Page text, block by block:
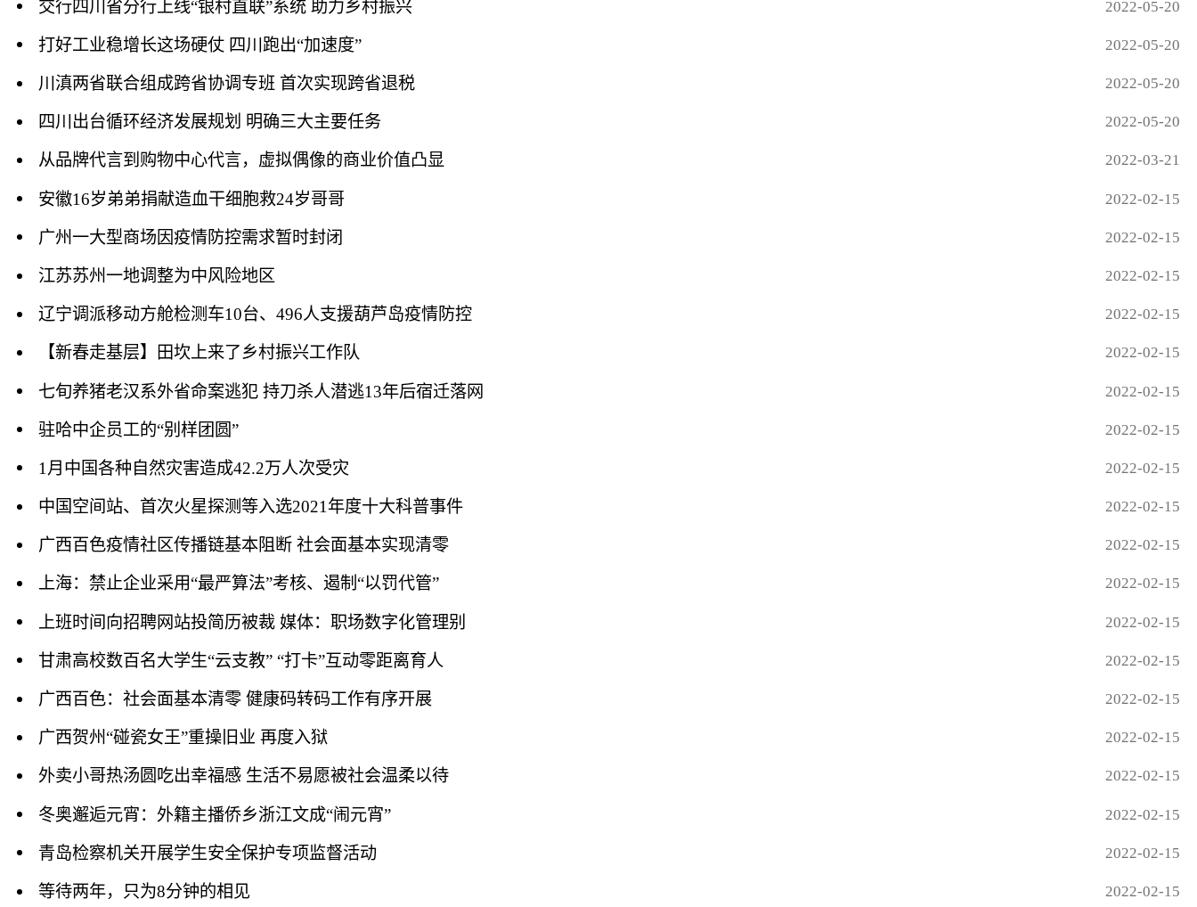
交行四川省分行上线“银村直联”系统 助力乡村振兴 2022-05-20
打好工业稳增长这场硬仗 四川跑出“加速度” 2022-05-20
川滇两省联合组成跨省协调专班 首次实现跨省退税 2022-05-20
四川出台循环经济发展规划 明确三大主要任务 2022-05-20
从品牌代言到购物中心代言，虚拟偶像的商业价值凸显 2022-03-21
安徽16岁弟弟捐献造血干细胞救24岁哥哥 2022-02-15
广州一大型商场因疫情防控需求暂时封闭 2022-02-15
江苏苏州一地调整为中风险地区 2022-02-15
辽宁调派移动方舱检测车10台、496人支援葫芦岛疫情防控 2022-02-15
【新春走基层】田坎上来了乡村振兴工作队 2022-02-15
七旬养猪老汉系外省命案逃犯 持刀杀人潜逃13年后宿迁落网 2022-02-15
驻哈中企员工的“别样团圆” 2022-02-15
1月中国各种自然灾害造成42.2万人次受灾 2022-02-15
中国空间站、首次火星探测等入选2021年度十大科普事件 2022-02-15
广西百色疫情社区传播链基本阻断 社会面基本实现清零 2022-02-15
上海：禁止企业采用“最严算法”考核、遏制“以罚代管” 2022-02-15
上班时间向招聘网站投简历被裁 媒体：职场数字化管理别 2022-02-15
甘肃高校数百名大学生“云支教” “打卡”互动零距离育人 2022-02-15
广西百色：社会面基本清零 健康码转码工作有序开展 2022-02-15
广西贺州“碰瓷女王”重操旧业 再度入狱 2022-02-15
外卖小哥热汤圆吃出幸福感 生活不易愿被社会温柔以待 2022-02-15
冬奥邂逅元宵：外籍主播侨乡浙江文成“闹元宵” 2022-02-15
青岛检察机关开展学生安全保护专项监督活动 2022-02-15
等待两年，只为8分钟的相见 2022-02-15